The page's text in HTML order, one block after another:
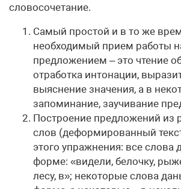
словосочетание.
Самый простой и в то же
необходимый прием работы
предложением – это чтение
отработка интонации,
выяснение значения, а в
запоминание, заучивание
Построение предложений из
слов (деформированный
этого упражнения: все слова
форме: «видели, белочку,
лесу, в»; некоторые слова